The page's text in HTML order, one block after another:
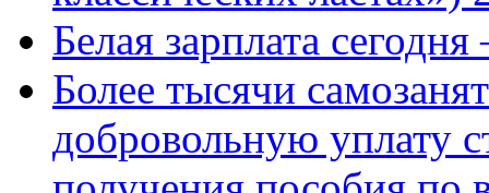
Белая зарплата
Более тысячи
добровольную уплату